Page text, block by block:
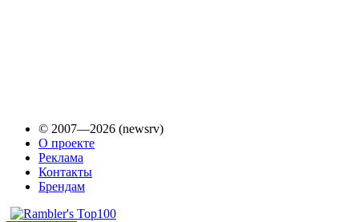
© 2007—2026 (newsrv)
О проекте
Реклама
Контакты
Брендам